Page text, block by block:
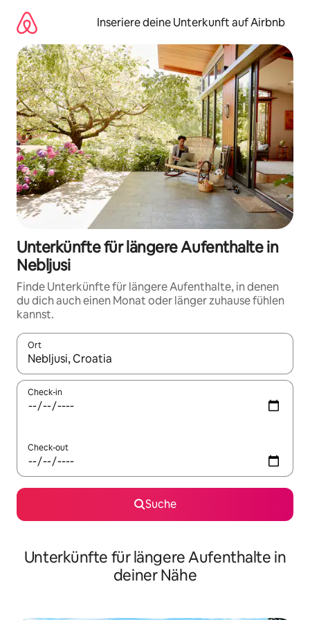
Inhalten
springen
Inseriere deine Unterkunft auf Airbnb
Unterkünfte für längere Aufenthalte in
Nebljusi
Finde Unterkünfte für längere Aufenthalte, in denen
du dich auch einen Monat oder länger zuhause fühlen
kannst.
Ort
Wenn Ergebnisse verfügbar sind, navigiere mit den
Check-in
Check-out
Suche
Unterkünfte für längere Aufenthalte in
deiner Nähe